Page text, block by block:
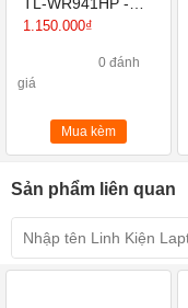
TL-WR941HP -
Router Wi-Fi
1.150.000₫
0 đánh
giá
Mua kèm
Sản phẩm liên quan